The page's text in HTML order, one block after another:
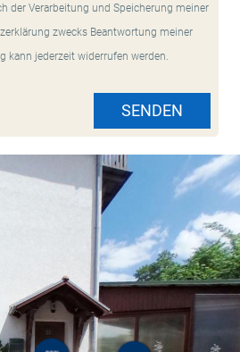
der Verarbeitung und Speicherung meiner
zwecks Beantwortung meiner
kann jederzeit widerrufen werden.
SENDEN